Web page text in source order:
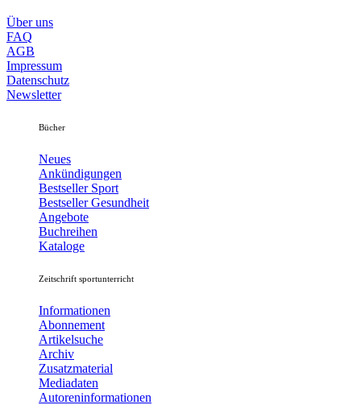
Über uns
FAQ
AGB
Impressum
Datenschutz
Newsletter
Bücher
Neues
Ankündigungen
Bestseller Sport
Bestseller Gesundheit
Angebote
Buchreihen
Kataloge
Zeitschrift sportunterricht
Informationen
Abonnement
Artikelsuche
Archiv
Zusatzmaterial
Mediadaten
Autoreninformationen